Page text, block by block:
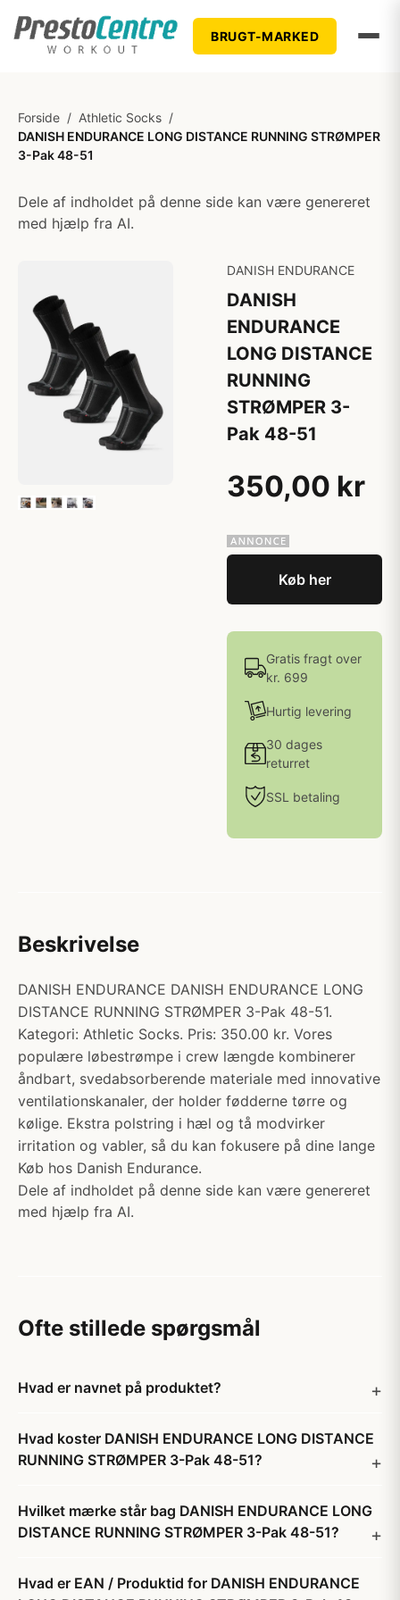
BRUGT-MARKED
Forside / Athletic Socks /
DANISH ENDURANCE LONG DISTANCE RUNNING STRØMPER
3-Pak 48-51
Dele af indholdet på denne side kan være genereret
med hjælp fra AI.
DANISH ENDURANCE
DANISH
ENDURANCE
LONG DISTANCE
RUNNING
STRØMPER 3-
Pak 48-51
350,00 kr
Køb her
Gratis fragt over
kr. 699
Hurtig levering
30 dages
returret
SSL betaling
Beskrivelse
DANISH ENDURANCE DANISH ENDURANCE LONG
DISTANCE RUNNING STRØMPER 3-Pak 48-51.
Kategori: Athletic Socks. Pris: 350.00 kr. Vores
populære løbestrømpe i crew længde kombinerer
åndbart, svedabsorberende materiale med innovative
ventilationskanaler, der holder fødderne tørre og
kølige. Ekstra polstring i hæl og tå modvirker
irritation og vabler, så du kan fokusere på dine lange
Køb hos Danish Endurance.
Dele af indholdet på denne side kan være genereret
med hjælp fra AI.
Ofte stillede spørgsmål
Hvad er navnet på produktet?
Hvad koster DANISH ENDURANCE LONG DISTANCE
RUNNING STRØMPER 3-Pak 48-51?
Hvilket mærke står bag DANISH ENDURANCE LONG
DISTANCE RUNNING STRØMPER 3-Pak 48-51?
Hvad er EAN / Produktid for DANISH ENDURANCE